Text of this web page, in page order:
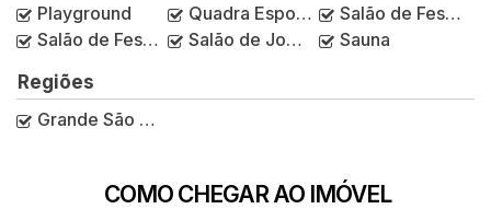
Playground
Quadra Esportiva
Salão de Festas
Salão de Festas Infantil
Salão de Jogos
Sauna
Regiões
Grande São Paulo
COMO CHEGAR AO IMÓVEL